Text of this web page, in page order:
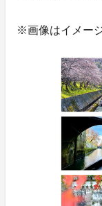
※画像はイメー